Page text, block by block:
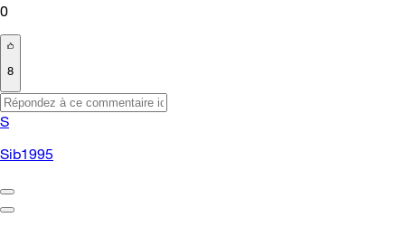
0
8
S
Sib1995